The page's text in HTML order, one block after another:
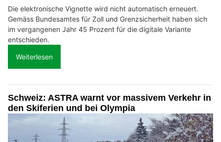
Die elektronische Vignette wird nicht automatisch erneuert.
Gemäss Bundesamtes für Zoll und Grenzsicherheit haben sich
im vergangenen Jahr 45 Prozent für die digitale Variante
entschieden.
Weiterlesen
Schweiz: ASTRA warnt vor massivem Verkehr in
den Skiferien und bei Olympia